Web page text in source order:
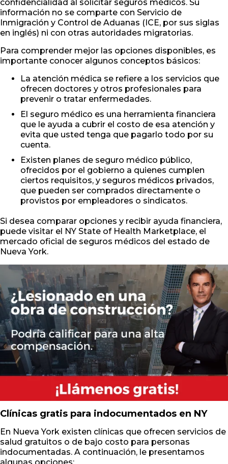
confidencialidad al solicitar seguros médicos. Su
información no se comparte con Servicio de
Inmigración y Control de Aduanas (ICE, por sus siglas
en inglés) ni con otras autoridades migratorias.
Para comprender mejor las opciones disponibles, es
importante conocer algunos conceptos básicos:
La atención médica se refiere a los servicios que
ofrecen doctores y otros profesionales para
prevenir o tratar enfermedades.
El seguro médico es una herramienta financiera
que le ayuda a cubrir el costo de esa atención y
evita que usted tenga que pagarlo todo por su
cuenta.
Existen planes de seguro médico público,
ofrecidos por el gobierno a quienes cumplen
ciertos requisitos, y seguros médicos privados,
que pueden ser comprados directamente o
provistos por empleadores o sindicatos.
Si desea comparar opciones y recibir ayuda financiera,
puede visitar el NY State of Health Marketplace, el
mercado oficial de seguros médicos del estado de
Nueva York.
Clínicas gratis para indocumentados en NY
En Nueva York existen clínicas que ofrecen servicios de
salud gratuitos o de bajo costo para personas
indocumentadas. A continuación, le presentamos